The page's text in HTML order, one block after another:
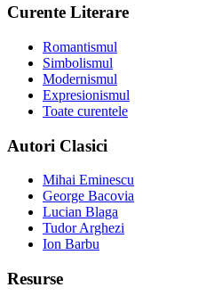
Curente Literare
Romantismul
Simbolismul
Modernismul
Expresionismul
Toate curentele
Autori Clasici
Mihai Eminescu
George Bacovia
Lucian Blaga
Tudor Arghezi
Ion Barbu
Resurse